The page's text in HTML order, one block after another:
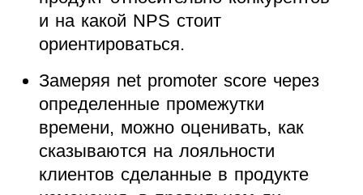
и на какой NPS стоит
ориентироваться.
Замеряя net promoter score через
определенные промежутки
времени, можно оценивать, как
сказываются на лояльности
клиентов сделанные в продукте